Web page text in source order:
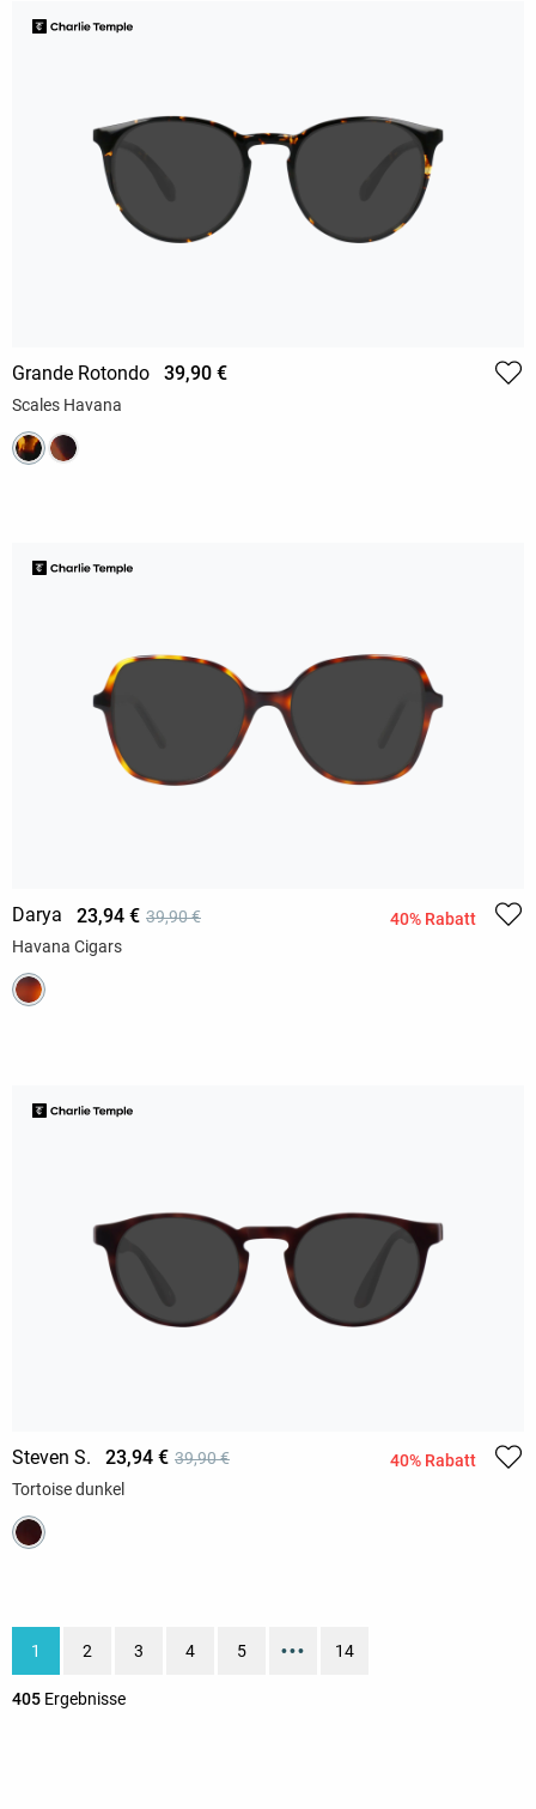
Grande Rotondo 39,90 €
Scales Havana
Darya 23,94 € 39,90 €
40% Rabatt
Havana Cigars
Steven S. 23,94 € 39,90 €
40% Rabatt
Tortoise dunkel
405 Ergebnisse
1 2 3 4 5 ••• 14